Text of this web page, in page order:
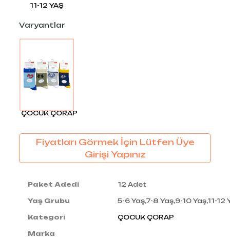
11-12 YAŞ
Varyantlar
ÇOCUK ÇORAP
Fiyatları Görmek İçin Lütfen Üye
Girişi Yapınız
Paket Adedi 12 Adet
Yaş Grubu 5-6 Yaş,7-8 Yaş,9-10 Yaş,11-12
Kategori ÇOCUK ÇORAP
Marka